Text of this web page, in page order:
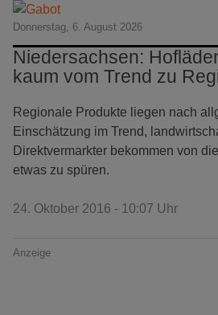
Donnerstag, 6. August 2026
Niedersachsen:
kaum vom Trend zu
Regionale Produkte liegen nach
Einschätzung im Trend,
Direktvermarkter bekommen von
etwas zu spüren.
24. Oktober 2016 - 10:07 Uhr
Anzeige